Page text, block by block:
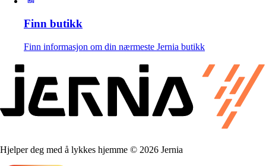
Finn butikk
Finn informasjon om din nærmeste Jernia butikk
Hjelper deg med å lykkes hjemme © 2026 Jernia